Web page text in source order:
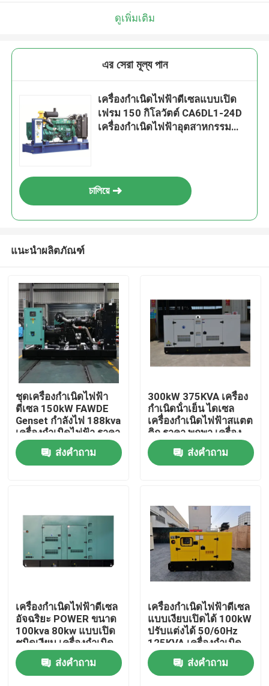
สินค้า
วิดีโอ
ทัวร์โรงงาน
ขอใบเสนอราคา
เครื่องกำเนิดไฟฟ้าดีเซลคัมมินส์
ดูเพิ่มเติม
এর সেরা মূল্য পান
เครื่องกำเนิดไฟฟ้าดีเซลแบบเปิด
เฟรม 150 กิโลวัตต์ CA6DL1-24D
เครื่องกำเนิดไฟฟ้าอุตสาหกรรม
চালিয়ে
แนะนำผลิตภัณฑ์
ชุดเครื่องกำเนิดไฟฟ้า
ดีเซล 150kW FAWDE
Genset กำลังไฟ 188kva
เครื่องกำเนิดไฟฟ้า ราคา
โรงงาน เครื่องกำเนิด
ไฟฟ้าดีเซลทนทาน
ส่งคำถาม
300kW 375KVA เครื่อง
กําเนิดน้ําเย็น ไดเซล
เครื่องกําเนิดไฟฟ้าสแตต
ติก ราคา พกพา เครื่อง
กําเนิดไฟฟ้า ไดเซล แบบ
เงียบหรือเปิดส่งคำถาม
เครื่องกำเนิดไฟฟ้าดีเซล
อัจฉริยะ POWER ขนาด
100kva 80kw แบบเปิด
ชนิดเงียบ เครื่องกำเนิด
ไฟฟ้าดีเซลไฟฟ้า เครื่อง
กำเนิดไฟฟ้าแบบเงียบ
ขนาด 80kw
ส่งคำถาม
เครื่องกำเนิดไฟฟ้าดีเซล
แบบเงียบเปิดได้ 100kW
ปรับแต่งได้ 50/60Hz
125KVA เครื่องกำเนิด
ไฟฟ้าดีเซลสำรองสำหรับ
ใช้ในบ้าน 100kW แบบ
เก็บเสียง
ส่งคำถาม